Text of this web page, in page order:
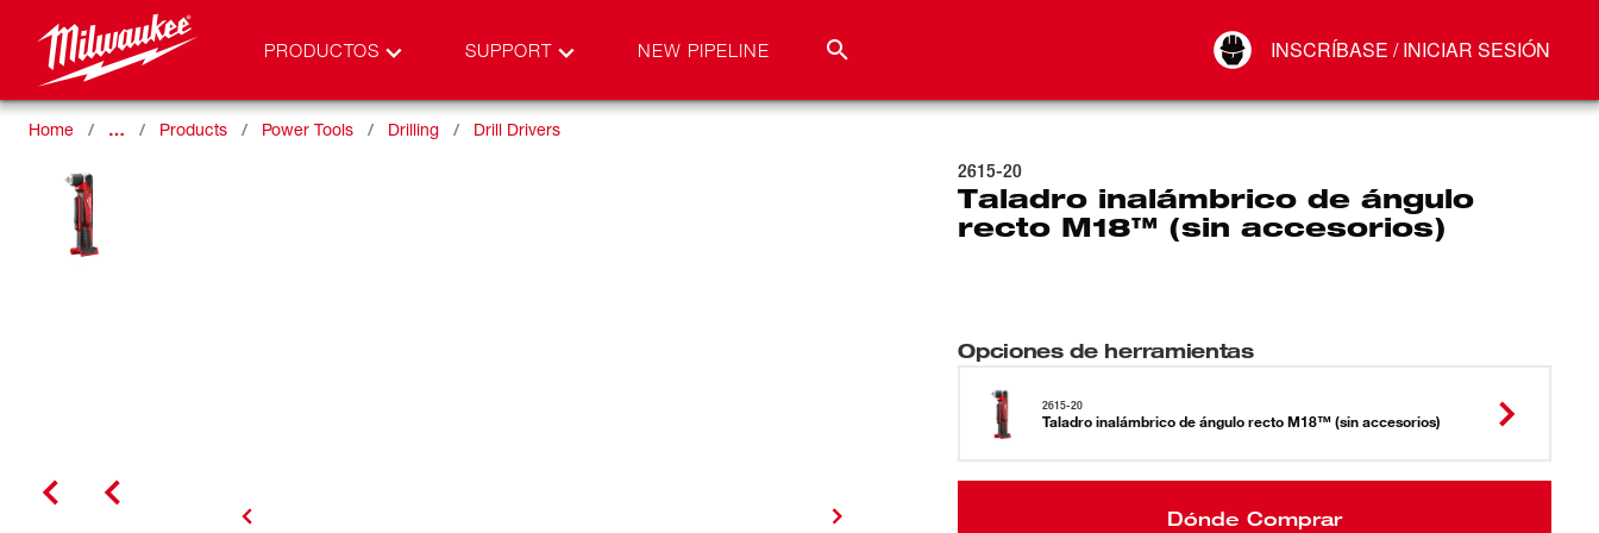
PRODUCTOS SUPPORT NEW PIPELINE INSCRÍBASE / INICIAR SESIÓN
Conectar
Home … Products Power Tools Drilling Drill Drivers
2615-20
Taladro inalámbrico de ángulo
recto M18™ (sin accesorios)
Opciones de herramientas
2615-20
Taladro inalámbrico de ángulo recto M18™ (sin accesorios)
Dónde Comprar